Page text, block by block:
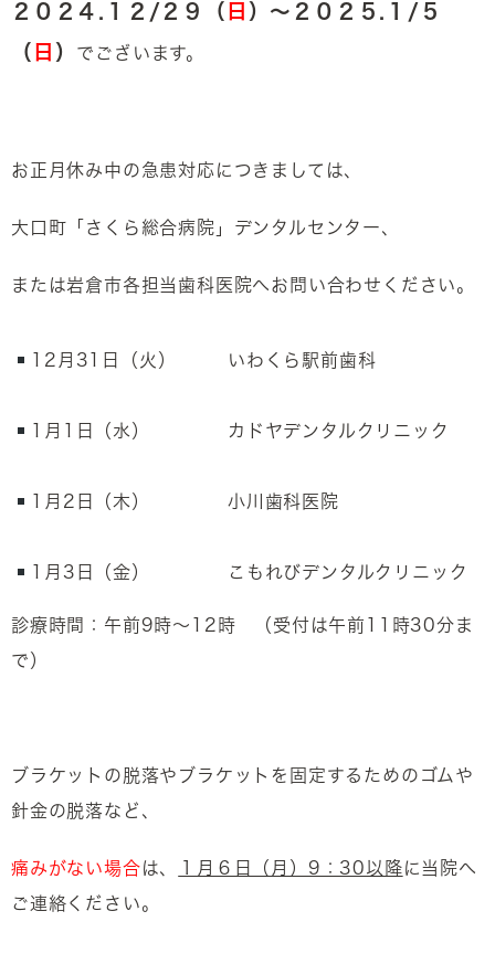
２０２４.１２/２９（ 日 ）～２０２５.１/５
（ 日 ） でございます。
お正月休み中の急患対応につきましては、
大口町「さくら総合病院」デンタルセンター、
または岩倉市各担当歯科医院へお問い合わせください。
12月31日（火） いわくら駅前歯科
1月1日（水） カドヤデンタルクリニック
1月2日（木） 小川歯科医院
1月3日（金） こもれびデンタルクリニック
診療時間：午前9時～12時 （受付は午前11時30分ま
で）
ブラケットの脱落やブラケットを固定するためのゴムや
針金の脱落など、
痛みがない場合は、 １月６日（月）9：30以降に当院へ
ご連絡ください。